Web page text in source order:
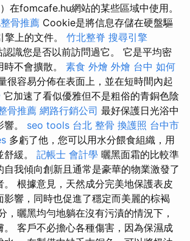
在fomcafe.hu網站的某些區域中使用。
骨推薦 Cookie是將信息存儲在硬盤驅
上的文件。 竹北整脊 搜尋引擎
識您是否以前訪問過它。 它是平均密
不會擴散。 素食 外燴 外燴 台中 如何
很容易分佈在表面上，並在短時間內起
它加速了看似優雅但不是粗俗的青銅色陰
骨推薦 網路行銷公司 最好保護日光浴中
。 seo tools 台北 整骨 換護照 台中市
多虧了他，您可以用水分餵食組織，用
緩。 記帳士 會計學 曬黑面霜的比較準
自我傾向創新且通常是豪華的物業激發了
。 根據意見，天然成分完美地保護表皮
影響，同時也促進了穩定而美麗的棕褐
，曬黑均勻地躺在沒有污漬的情況下，
。 客戶不必擔心各種傷害，因為保濕成